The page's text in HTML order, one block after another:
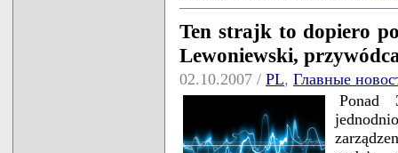
Ten strajk to dopiero
Lewoniewski,
02.10.2007 / PL, Главные
Ponad